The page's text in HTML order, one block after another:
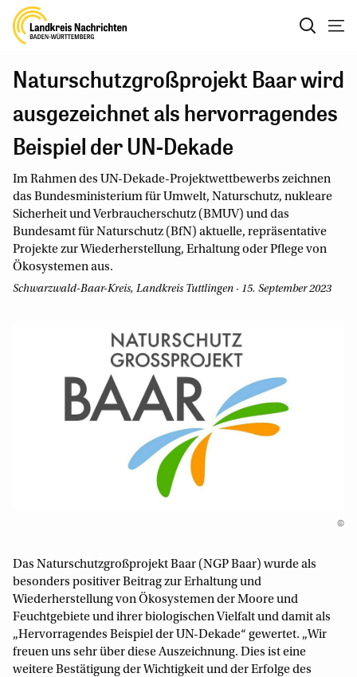
Naturschutzgroßprojekt Baar wird
ausgezeichnet als hervorragendes
Beispiel der UN-Dekade
Im Rahmen des UN-Dekade-Projektwettbewerbs zeichnen
das Bundesministerium für Umwelt, Naturschutz, nukleare
Sicherheit und Verbraucherschutz (BMUV) und das
Bundesamt für Naturschutz (BfN) aktuelle, repräsentative
Projekte zur Wiederherstellung, Erhaltung oder Pflege von
Ökosystemen aus.
Schwarzwald-Baar-Kreis, Landkreis Tuttlingen · 15. September 2023
©
Das Naturschutzgroßprojekt Baar (NGP Baar) wurde als
besonders positiver Beitrag zur Erhaltung und
Wiederherstellung von Ökosystemen der Moore und
Feuchtgebiete und ihrer biologischen Vielfalt und damit als
„Hervorragendes Beispiel der UN-Dekade“ gewertet. „Wir
freuen uns sehr über diese Auszeichnung. Dies ist eine
weitere Bestätigung der Wichtigkeit und der Erfolge des